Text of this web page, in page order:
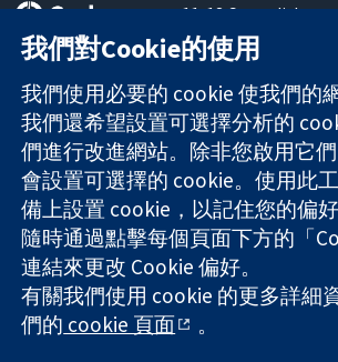
可信任實證
知情決定
更完善的健康照
護
11-13 Cavendish
Square
London
W1G 0AN
United Kingdom
The Cochrane Collaboration is a charity (no.
company limited by guarantee (no.
England & Wales. VAT registration number
版權所有 © 2026 The Cochrane Collaboration
我們對Cookie的使用
我們使用必要的 cookie 使我們的
我們還希望設置可選擇分析的
們進行改進網站。除非您啟用它
會設置可選擇的 cookie。使用此
備上設置 cookie，以記住您的偏
隨時通過點擊每個頁面下方的「
連結來更改 Cookie 偏好。
有關我們使用 cookie 的更多詳細
們的 cookie 頁面 。